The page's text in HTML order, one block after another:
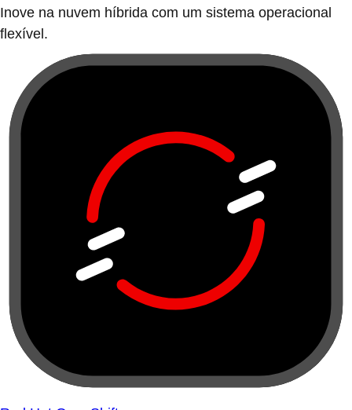
Inove na nuvem híbrida com um sistema operacional
flexível.